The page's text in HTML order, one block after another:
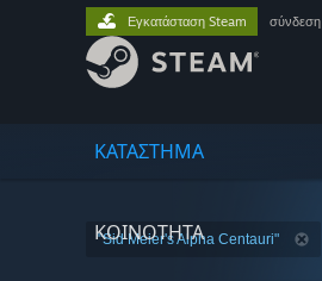
ΚΑΤΑΣΤΗΜΑ
ΚΟΙΝΟΤΗΤΑ
Εγκατάσταση Steam σύνδεση
"Sid Meier's Alpha Centauri"